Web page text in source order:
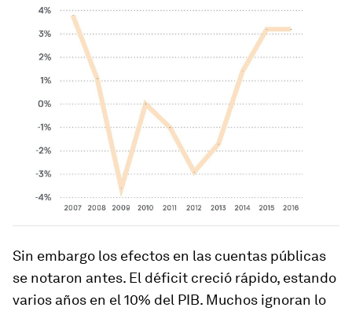
Sin embargo los efectos en las cuentas públicas
se notaron antes. El déficit creció rápido, estando
varios años en el 10% del PIB. Muchos ignoran lo